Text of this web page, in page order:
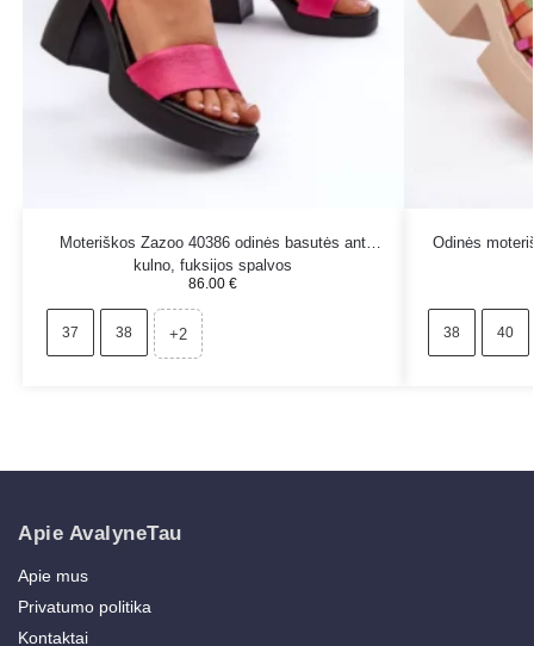
Moteriškos Zazoo 40386 odinės basutės ant
kulno, fuksijos spalvos
86.00€
37 38 +2
Odinės
38 40
Apie AvalyneTau
Apie mus
Privatumo politika
Kontaktai